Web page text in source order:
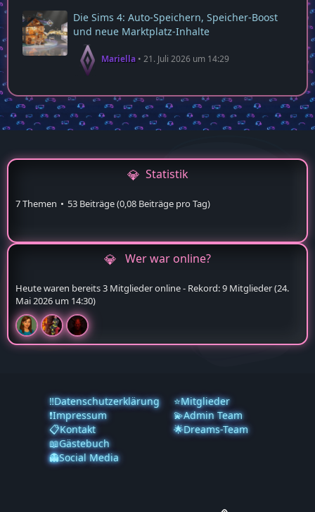
Die Sims 4: Auto‑Speichern, Speicher‑Boost
und neue Marktplatz‑Inhalte
Mariella 21. Juli 2026 um 14:29
Statistik
7 Themen 53 Beiträge (0,08 Beiträge pro Tag)
Wer war online?
Heute waren bereits 3 Mitglieder online - Rekord: 9 Mitglieder (24.
Mai 2026 um 14:30)
‼️Datenschutzerklärung
❗️Impressum
📋Kontakt
📖Gästebuch
👻Social Media
⭐Mitglieder
💫Admin Team
🌟Dreams-Team